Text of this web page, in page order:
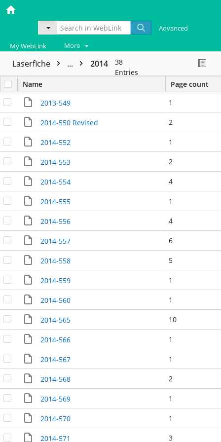
Advanced
My WebLink More
Laserfiche ... 2014
38
Entries
Name
Page count
2013-549
1
2014-550 Revised 2
2014-552 1
2014-553 2
2014-554 4
2014-555 1
2014-556 4
2014-557 6
2014-558 5
2014-559 1
2014-560 1
2014-565 10
2014-566 1
2014-567 1
2014-568 2
2014-569 1
2014-570 1
2014-571 3